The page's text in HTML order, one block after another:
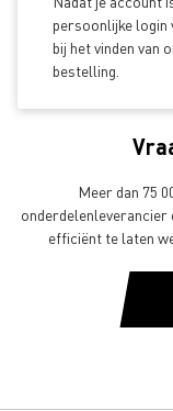
persoonlijke login
bij het vinden van
bestelling.
Meer dan 75
onderdelenleverancier
efficiënt te laten